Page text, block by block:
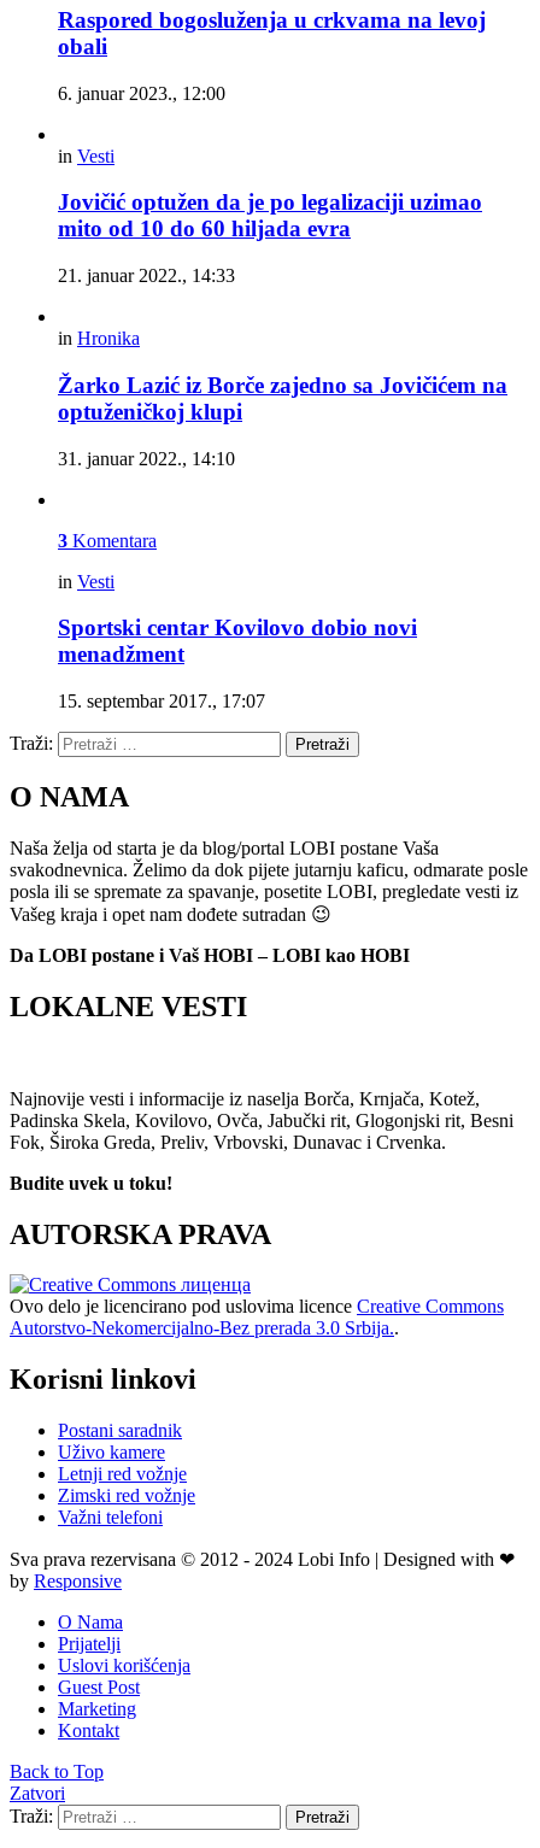
Raspored bogosluženja u crkvama na levoj
obali
6. januar 2023., 12:00
in Vesti
Jovičić optužen da je po legalizaciji uzimao
mito od 10 do 60 hiljada evra
21. januar 2022., 14:33
in Hronika
Žarko Lazić iz Borče zajedno sa Jovičićem na
optuženičkoj klupi
31. januar 2022., 14:10
3 Komentara
in Vesti
Sportski centar Kovilovo dobio novi
menadžment
15. septembar 2017., 17:07
Traži: Pretraži
O NAMA
Naša želja od starta je da blog/portal LOBI postane Vaša
svakodnevnica. Želimo da dok pijete jutarnju kaficu, odmarate posle
posla ili se spremate za spavanje, posetite LOBI, pregledate vesti iz
Vašeg kraja i opet nam dođete sutradan 😉
Da LOBI postane i Vaš HOBI – LOBI kao HOBI
LOKALNE VESTI
Najnovije vesti i informacije iz naselja Borča, Krnjača, Kotež,
Padinska Skela, Kovilovo, Ovča, Jabučki rit, Glogonjski rit, Besni
Fok, Široka Greda, Preliv, Vrbovski, Dunavac i Crvenka.
Budite uvek u toku!
AUTORSKA PRAVA
Ovo delo je licencirano pod uslovima licence Creative Commons
Autorstvo-Nekomercijalno-Bez prerada 3.0 Srbija..
Korisni linkovi
Postani saradnik
Uživo kamere
Letnji red vožnje
Zimski red vožnje
Važni telefoni
Sva prava rezervisana © 2012 - 2024 Lobi Info | Designed with ❤
by Responsive
O Nama
Prijatelji
Uslovi korišćenja
Guest Post
Marketing
Kontakt
Back to Top
Zatvori
Traži:
Pretraži